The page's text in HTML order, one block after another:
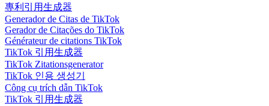
專利引用生成器
Generador de Citas de TikTok
Gerador de Citações do TikTok
Générateur de citations TikTok
TikTok 引用生成器
TikTok Zitationsgenerator
TikTok 인용 생성기
Công cụ trích dẫn TikTok
TikTok 引用生成器